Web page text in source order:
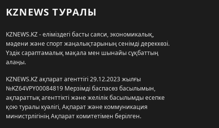
KZNEWS ТУРАЛЫ
KZNEWS.KZ - еліміздегі басты саяси, экономикалық,
мәдени және спорт жаңалықтарының сенімді дереккөзі.
Үздік сараптамалық мақала мен шынайы сұқбаттың
алаңы.
KZNEWS.KZ ақпарат агенттігі 29.12.2023 жылғы
№KZ64VPY00084819 Мерзімді баспасөз басылымын,
ақпараттық агенттікті және желілік басылымды есепке
қою туралы куәлігі, Ақпарат және коммуникация
министрлігінің Ақпарат комитетімен берілген.